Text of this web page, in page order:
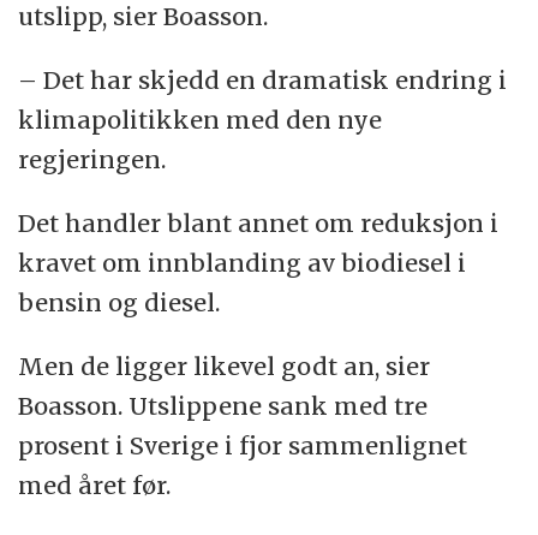
utslipp, sier Boasson.
– Det har skjedd en dramatisk endring i
klimapolitikken med den nye
regjeringen.
Det handler blant annet om reduksjon i
kravet om innblanding av biodiesel i
bensin og diesel.
Men de ligger likevel godt an, sier
Boasson. Utslippene sank med tre
prosent i Sverige i fjor sammenlignet
med året før.